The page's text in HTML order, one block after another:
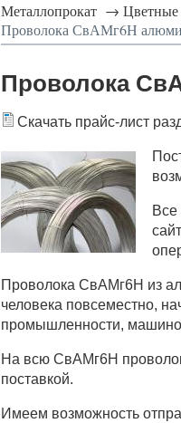
Металлопрокат →
Проволока СвАМг6Н
Проволока
Скачать прайс-лист
Все
Проволока СвАМг6Н из
человека повсеместно,
промышленности,
На всю СвАМг6Н
поставкой.
Имеем возможность